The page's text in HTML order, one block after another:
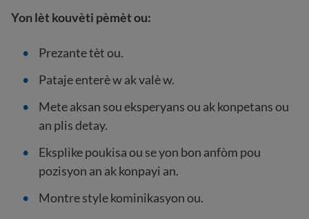
Yon lèt kouvèti pèmèt ou:
Prezante tèt ou.
Pataje enterè w ak valè w.
Mete aksan sou eksperyans ou ak konpetans ou
an plis detay.
Eksplike poukisa ou se yon bon anfòm pou
pozisyon an ak konpayi an.
Montre style kominikasyon ou.